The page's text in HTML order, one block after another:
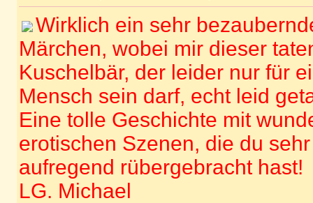
Wirklich ein sehr
Märchen, wobei mir dieser
Kuschelbär, der leider nur für
Mensch sein darf, echt leid
Eine tolle Geschichte mit
erotischen Szenen, die du
aufregend rübergebracht hast!
LG. Michael